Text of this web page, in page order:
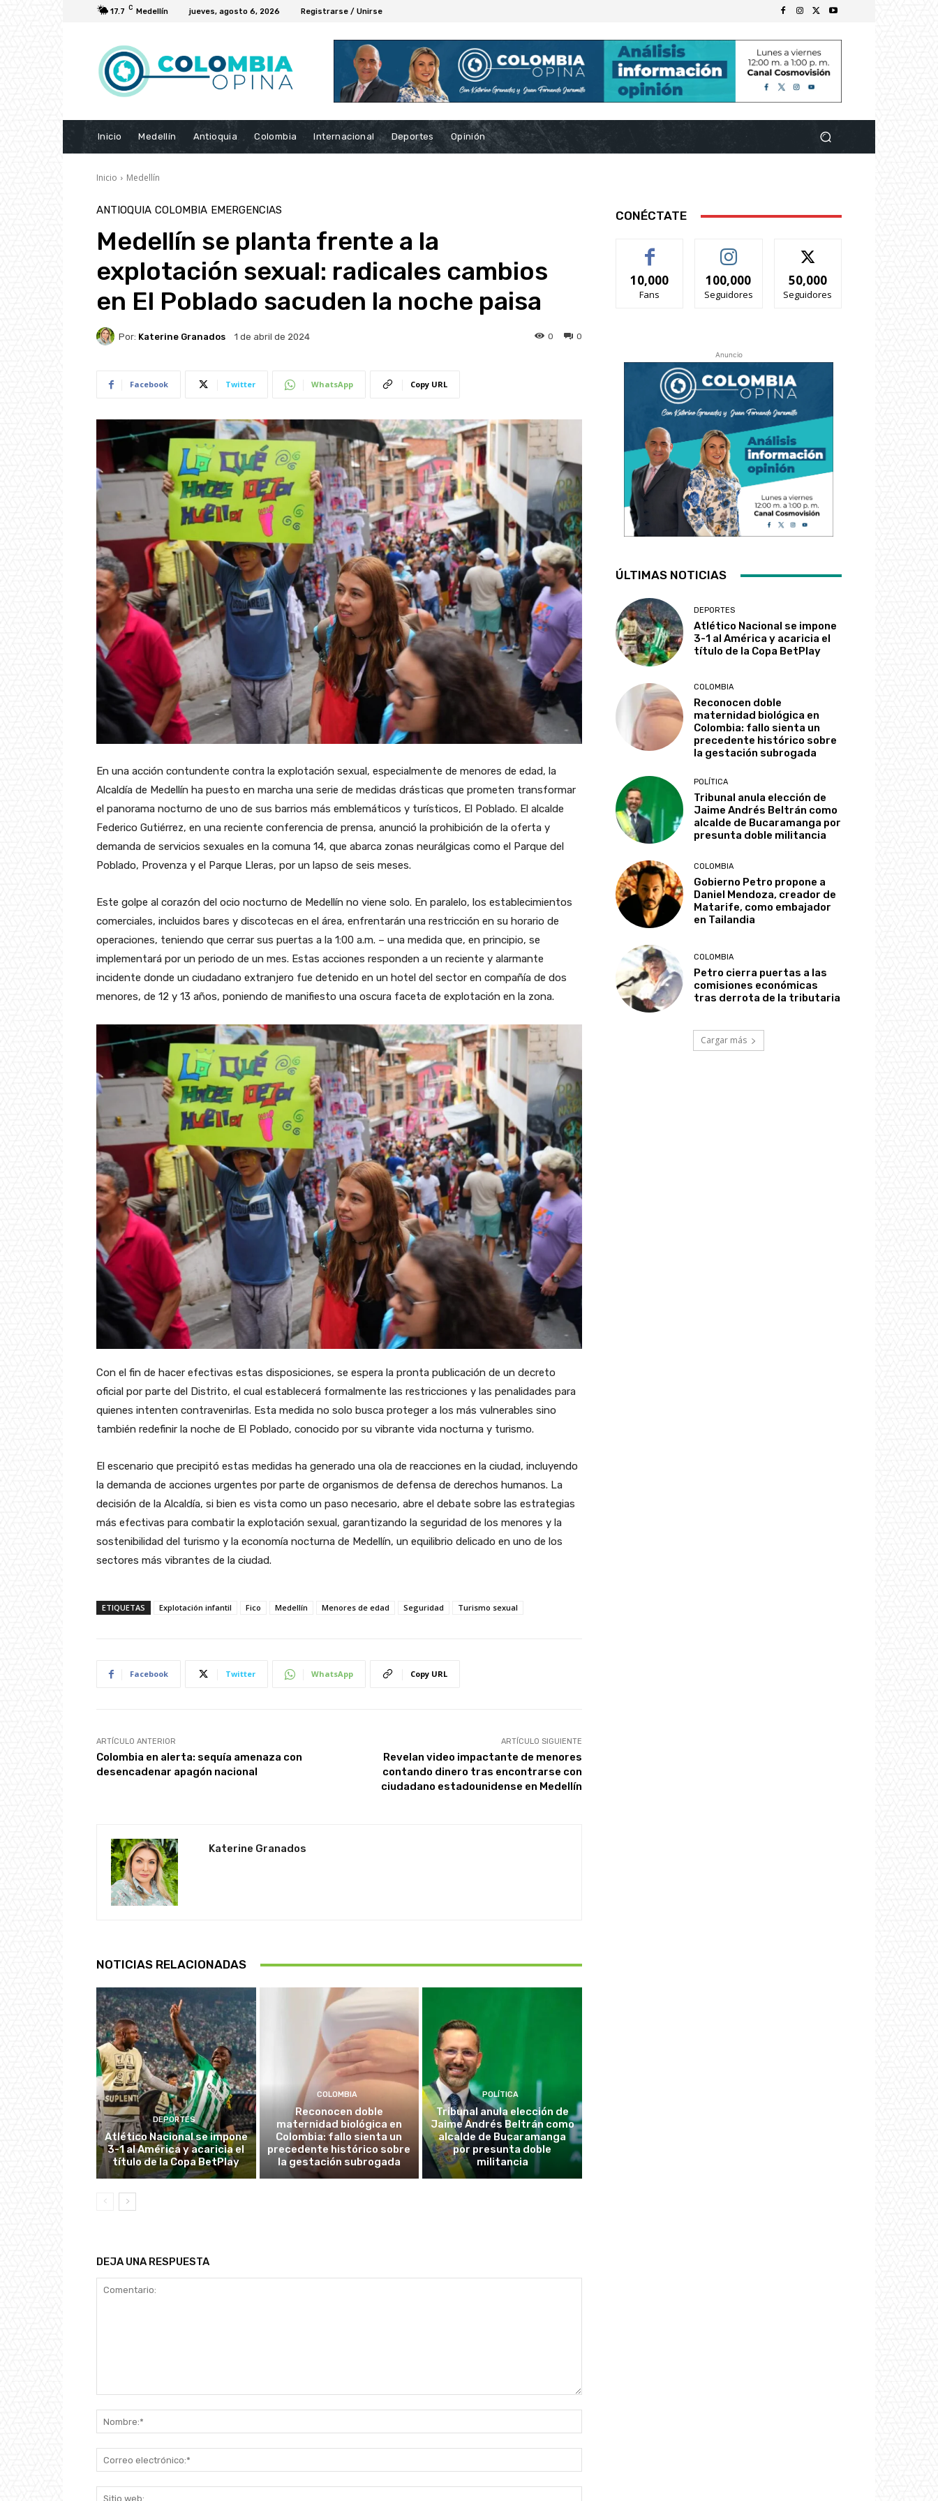
17.7 C Medellín jueves, agosto 6, 2026 Registrarse / Unirse
Inicio Medellín Antioquia Colombia Internacional Deportes Opinión
Inicio Medellín
ANTIOQUIA COLOMBIA EMERGENCIAS
Medellín se planta frente a la
explotación sexual: radicales cambios
en El Poblado sacuden la noche paisa
Por: Katerine Granados 1 de abril de 2024 0
0
Facebook Twitter WhatsApp Copy URL
En una acción contundente contra la explotación sexual, especialmente de menores de edad, la
Alcaldía de Medellín ha puesto en marcha una serie de medidas drásticas que prometen transformar
el panorama nocturno de uno de sus barrios más emblemáticos y turísticos, El Poblado. El alcalde
Federico Gutiérrez, en una reciente conferencia de prensa, anunció la prohibición de la oferta y
demanda de servicios sexuales en la comuna 14, que abarca zonas neurálgicas como el Parque del
Poblado, Provenza y el Parque Lleras, por un lapso de seis meses.
Este golpe al corazón del ocio nocturno de Medellín no viene solo. En paralelo, los establecimientos
comerciales, incluidos bares y discotecas en el área, enfrentarán una restricción en su horario de
operaciones, teniendo que cerrar sus puertas a la 1:00 a.m. – una medida que, en principio, se
implementará por un periodo de un mes. Estas acciones responden a un reciente y alarmante
incidente donde un ciudadano extranjero fue detenido en un hotel del sector en compañía de dos
menores, de 12 y 13 años, poniendo de manifiesto una oscura faceta de explotación en la zona.
Con el fin de hacer efectivas estas disposiciones, se espera la pronta publicación de un decreto
oficial por parte del Distrito, el cual establecerá formalmente las restricciones y las penalidades para
quienes intenten contravenirlas. Esta medida no solo busca proteger a los más vulnerables sino
también redefinir la noche de El Poblado, conocido por su vibrante vida nocturna y turismo.
El escenario que precipitó estas medidas ha generado una ola de reacciones en la ciudad, incluyendo
la demanda de acciones urgentes por parte de organismos de defensa de derechos humanos. La
decisión de la Alcaldía, si bien es vista como un paso necesario, abre el debate sobre las estrategias
más efectivas para combatir la explotación sexual, garantizando la seguridad de los menores y la
sostenibilidad del turismo y la economía nocturna de Medellín, un equilibrio delicado en uno de los
sectores más vibrantes de la ciudad.
ETIQUETAS Explotación infantil Fico Medellín Menores de edad Seguridad Turismo sexual
Facebook Twitter WhatsApp Copy URL
ARTÍCULO ANTERIOR
Colombia en alerta: sequía amenaza con
desencadenar apagón nacional
ARTÍCULO SIGUIENTE
Revelan video impactante de menores
contando dinero tras encontrarse con
ciudadano estadounidense en Medellín
Katerine Granados
NOTICIAS RELACIONADAS
DEPORTES
Atlético Nacional se impone
3-1 al América y acaricia el
título de la Copa BetPlay
COLOMBIA
Reconocen doble
maternidad biológica en
Colombia: fallo sienta un
precedente histórico sobre
la gestación subrogada
POLÍTICA
Tribunal anula elección de
Jaime Andrés Beltrán como
alcalde de Bucaramanga
por presunta doble
militancia
DEJA UNA RESPUESTA
electrónico:*
CONÉCTATE
10,000
Fans
100,000
Seguidores
50,000
Seguidores
Anuncio
ÚLTIMAS NOTICIAS
DEPORTES
Atlético Nacional se impone
3-1 al América y acaricia el
título de la Copa BetPlay
COLOMBIA
Reconocen doble
maternidad biológica en
Colombia: fallo sienta un
precedente histórico sobre
la gestación subrogada
POLÍTICA
Tribunal anula elección de
Jaime Andrés Beltrán como
alcalde de Bucaramanga por
presunta doble militancia
COLOMBIA
Gobierno Petro propone a
Daniel Mendoza, creador de
Matarife, como embajador
en Tailandia
COLOMBIA
Petro cierra puertas a las
comisiones económicas
tras derrota de la tributaria
Cargar más